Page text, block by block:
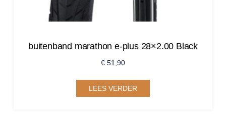
buitenband marathon e-plus 28×2.00 Black
€ 51,90
LEES VERDER